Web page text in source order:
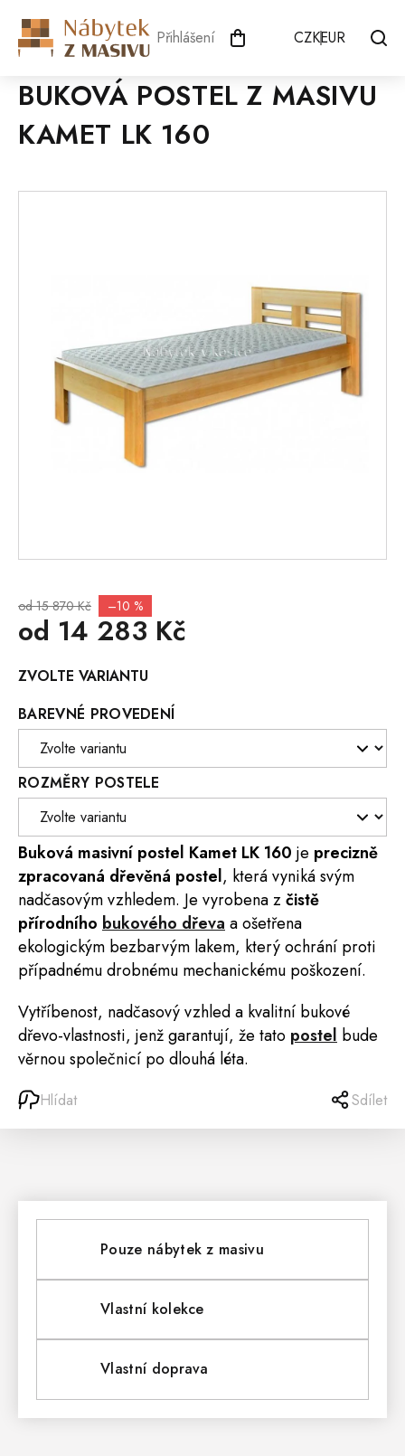
obsah
Přihlášení CZKEUR
BUKOVÁ POSTEL Z MASIVU
KAMET LK 160
od 15 870 Kč –10 %
od 14 283 Kč
cena:
ZVOLTE VARIANTU
BAREVNÉ PROVEDENÍ
ROZMĚRY POSTELE
Buková masivní postel Kamet LK 160 je precizně
zpracovaná dřevěná postel, která vyniká svým
nadčasovým vzhledem. Je vyrobena z čistě
přírodního bukového dřeva a ošetřena
ekologickým bezbarvým lakem, který ochrání proti
případnému drobnému mechanickému poškození.
Vytříbenost, nadčasový vzhled a kvalitní bukové
dřevo-vlastnosti, jenž garantují, že tato postel bude
věrnou společnicí po dlouhá léta.
Hlídat Sdílet
Pouze nábytek z masivu
Vlastní kolekce
Vlastní doprava